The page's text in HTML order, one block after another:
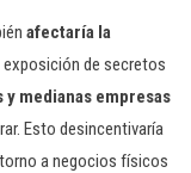
afectaría la
exposición de secretos
medianas empresas
Esto desincentivaría
a negocios físicos